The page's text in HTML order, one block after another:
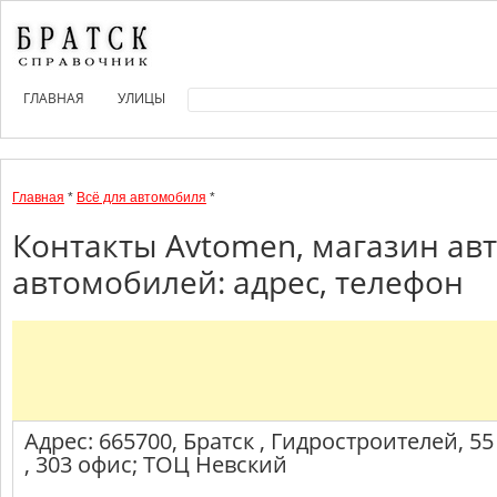
ГЛАВНАЯ УЛИЦЫ
Главная * Всё для автомобиля *
Контакты Avtomen, магазин
автомобилей: адрес, телефон
Адрес: 665700, Братск , Гидростроителей, 55
, 303 офис; ТОЦ Невский